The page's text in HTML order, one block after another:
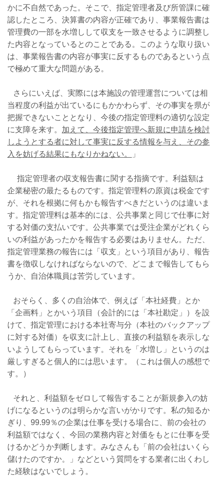
かに不自然であった。そこで、指定管理者及び所管課に確
認したところ、決算書の内容が正確であり、事業報告書は
管理費の一部を水増しして収支を一致させるように調整し
た内容となっているとのことである。このような取り扱い
は、事業報告書の内容が事実に反するものであるという点
で極めて重大な問題がある。
さらにいえば、実際には本施設の管理運営については相
当程度の利益が出ているにもかかわらず、その事実を県が
把握できないこととなり、今後の指定管理料の適切な設定
に支障を来す。 加えて、今後指定管理へ新規に申請を検討
しようとする者に対して事実に反する情報を与え、その参
入を妨げる結果にもなりかねない。
」
指定管理者の収支報告書に関する指摘です。利益額は
企業秘密の最たるものです。指定管理料の原資は税金です
が、それを根拠に何もかも報告すべきだというのは違いま
す。指定管理料は基本的には、公共事業と同じで仕事に対
する対価の支払いです。公共事業では受注企業がどれくら
いの利益があったかを報告する必要はありません。ただ、
指定管理業務の報告には「収支」という項目があり、報告
書を徴収しなければならないので、どこまで報告してもら
うか、自治体職員は苦労しています。
おそらく、多くの自治体で、例えば「本社経費」とか
「企画料」とかいう項目（会計的には「本社勘定」）を設
けて、指定管理における本社寄与分（本社のバックアップ
に対する対価）を収支に計上し、直接の利益額を表示しな
いようしてもらっています。それを「水増し」というのは
厳しすぎると個人的には思います。（これは個人の感想で
す。）
それと、利益額をゼロして報告することが新規参入の妨
げになるというのは明らかな言いがかりです。私の知るか
ぎり、99.99％の企業は仕事を受ける場合に、前の会社の
利益額ではなく、今回の業務内容と対価をもとに仕事を受
けるかどうか判断します。みなさんも「前の会社はいくら
儲けたのですか。」などという質問をする業者に出くわし
た経験はないでしょう。